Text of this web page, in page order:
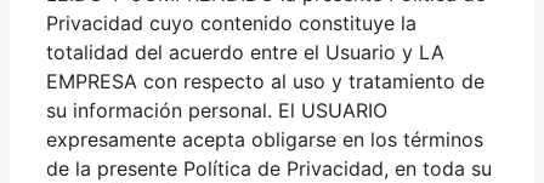
Privacidad cuyo contenido constituye la
totalidad del acuerdo entre el Usuario y LA
EMPRESA con respecto al uso y tratamiento de
su información personal. El USUARIO
expresamente acepta obligarse en los términos
de la presente Política de Privacidad, en toda su